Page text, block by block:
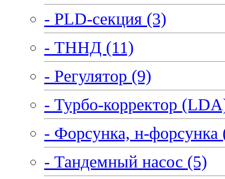
- PLD-секция (3)
- ТННД (11)
- Регулятор (9)
- Турбо-корректор
- Форсунка, н-форсунка
- Тандемный насос (5)